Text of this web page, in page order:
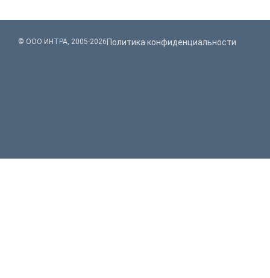
© ООО ИНТРА, 2005-2026 Политика конфиденциальности